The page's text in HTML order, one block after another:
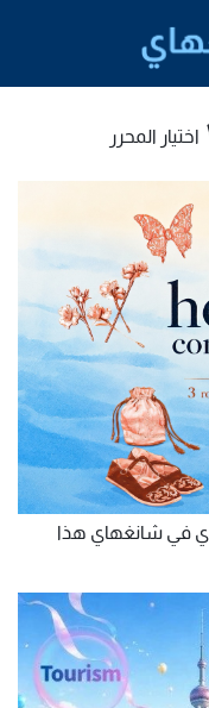
اختيار المحرر
في شانغهاي هذا